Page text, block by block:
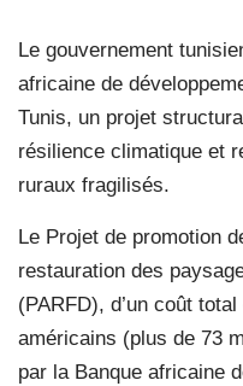
Le gouvernement
africaine de
Tunis, un projet
résilience climatique et
ruraux fragilisés.
Le Projet de promotion
restauration des
(PARFD), d’un coût
américains (plus de 73
par la Banque africaine